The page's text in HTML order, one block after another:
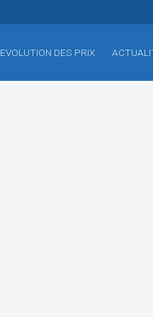
EVOLUTION DES PRIX